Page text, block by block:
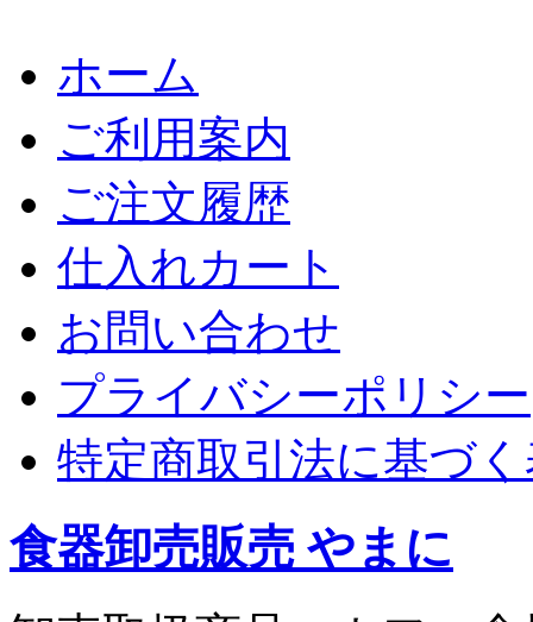
ホーム
ご利用案内
ご注文履歴
仕入れカート
お問い合わせ
プライバシーポリシー
特定商取引法に基づ
食器卸売販売 やまに